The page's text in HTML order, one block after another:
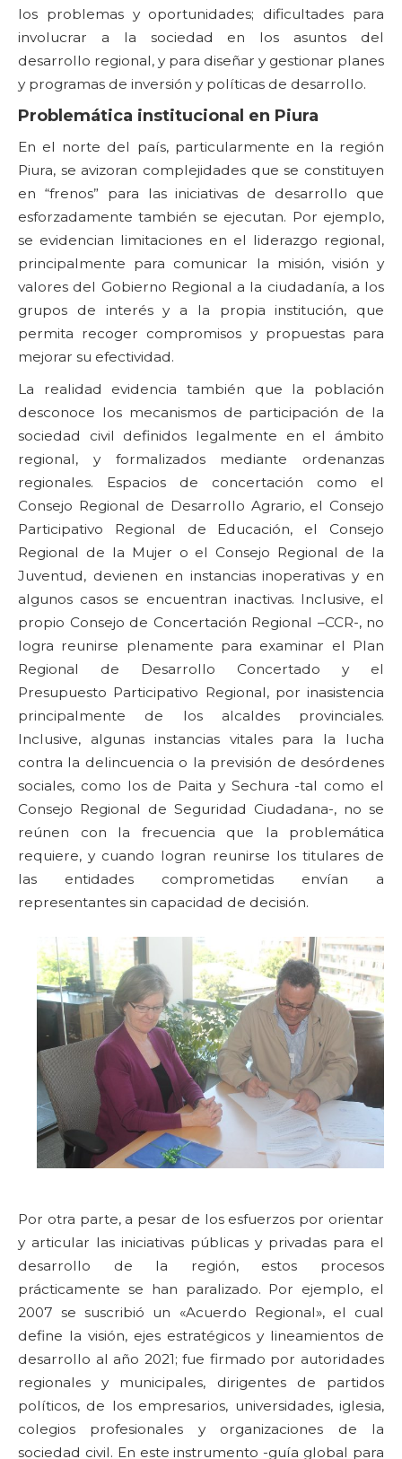
los problemas y oportunidades; dificultades para
involucrar a la sociedad en los asuntos del
desarrollo regional, y para diseñar y gestionar planes
y programas de inversión y políticas de desarrollo.
Problemática institucional en Piura
En el norte del país, particularmente en la región
Piura, se avizoran complejidades que se constituyen
en “frenos” para las iniciativas de desarrollo que
esforzadamente también se ejecutan. Por ejemplo,
se evidencian limitaciones en el liderazgo regional,
principalmente para comunicar la misión, visión y
valores del Gobierno Regional a la ciudadanía, a los
grupos de interés y a la propia institución, que
permita recoger compromisos y propuestas para
mejorar su efectividad.
La realidad evidencia también que la población
desconoce los mecanismos de participación de la
sociedad civil definidos legalmente en el ámbito
regional, y formalizados mediante ordenanzas
regionales. Espacios de concertación como el
Consejo Regional de Desarrollo Agrario, el Consejo
Participativo Regional de Educación, el Consejo
Regional de la Mujer o el Consejo Regional de la
Juventud, devienen en instancias inoperativas y en
algunos casos se encuentran inactivas. Inclusive, el
propio Consejo de Concertación Regional –CCR-, no
logra reunirse plenamente para examinar el Plan
Regional de Desarrollo Concertado y el
Presupuesto Participativo Regional, por inasistencia
principalmente de los alcaldes provinciales.
Inclusive, algunas instancias vitales para la lucha
contra la delincuencia o la previsión de desórdenes
sociales, como los de Paita y Sechura -tal como el
Consejo Regional de Seguridad Ciudadana-, no se
reúnen con la frecuencia que la problemática
requiere, y cuando logran reunirse los titulares de
las entidades comprometidas envían a
representantes sin capacidad de decisión.
Por otra parte, a pesar de los esfuerzos por orientar
y articular las iniciativas públicas y privadas para el
desarrollo de la región, estos procesos
prácticamente se han paralizado. Por ejemplo, el
2007 se suscribió un «Acuerdo Regional», el cual
define la visión, ejes estratégicos y lineamientos de
desarrollo al año 2021; fue firmado por autoridades
regionales y municipales, dirigentes de partidos
políticos, de los empresarios, universidades, iglesia,
colegios profesionales y organizaciones de la
sociedad civil. En este instrumento -guía global para